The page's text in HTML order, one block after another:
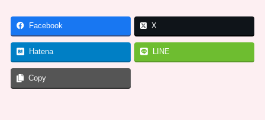
Facebook X
Hatena LINE
Copy